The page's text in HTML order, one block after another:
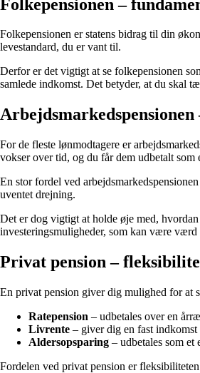
Folkepensionen –
Folkepensionen er statens bidrag til din
levestandard, du er vant til.
Derfor er det vigtigt at se folkepensionen
samlede indkomst. Det betyder, at du skal
For de fleste lønmodtagere er
vokser over tid, og du får dem udbetalt som
En stor fordel ved
uventet drejning.
Det er dog vigtigt at holde øje med,
investeringsmuligheder, som kan være værd
Privat pension –
En privat pension giver dig mulighed for at
Ratepension – udbetales over en
Livrente – giver dig en fast indkomst
Aldersopsparing – udbetales som et
Fordelen ved privat pension er